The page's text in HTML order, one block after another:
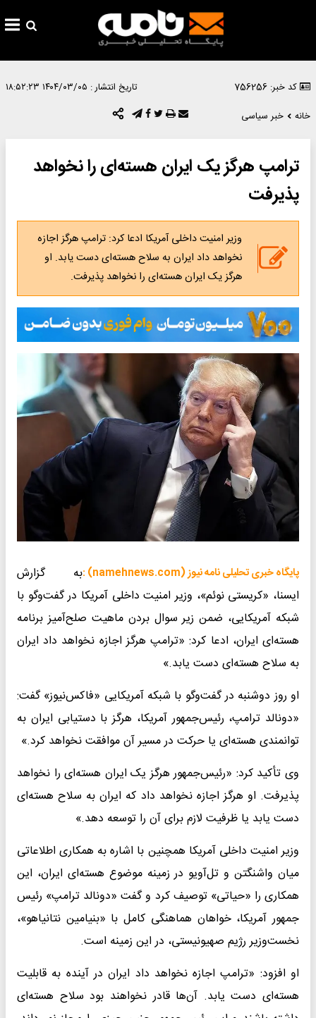
کد خبر: 756256 تاریخ انتشار : ۱۴۰۴/۰۳/۰۵ ۱۸:۵۲:۲۳
خانه
خبر سیاسی
ترامپ هرگز یک ایران هسته‌ای را نخواهد
پذیرفت
​وزیر امنیت داخلی آمریکا ادعا کرد: ترامپ هرگز اجازه
نخواهد داد ایران به سلاح هسته‌ای دست یابد. او
هرگز یک ایران هسته‌ای را نخواهد پذیرفت.
پایگاه خبری تحلیلی نامه نیوز (namehnews.com) :
به گزارش
ایسنا، «کریستی نوئم»، وزیر امنیت داخلی آمریکا در گفت‌وگو با
شبکه آمریکایی، ضمن زیر سوال بردن ماهیت صلح‌آمیز برنامه
هسته‌ای ایران، ادعا کرد: «ترامپ هرگز اجازه نخواهد داد ایران
به سلاح هسته‌ای دست یابد.»
او روز دوشنبه در گفت‌وگو با شبکه آمریکایی «فاکس‌نیوز» گفت:
«دونالد ترامپ، رئیس‌جمهور آمریکا، هرگز با دستیابی ایران به
توانمندی هسته‌ای یا حرکت در مسیر آن موافقت نخواهد کرد.»
وی تأکید کرد: «رئیس‌جمهور هرگز یک ایران هسته‌ای را نخواهد
پذیرفت. او هرگز اجازه نخواهد داد که ایران به سلاح هسته‌ای
دست یابد یا ظرفیت لازم برای آن را توسعه دهد.»
وزیر امنیت داخلی آمریکا همچنین با اشاره به همکاری اطلاعاتی
میان واشنگتن و تل‌آویو در زمینه موضوع هسته‌ای ایران، این
همکاری را «حیاتی» توصیف کرد و گفت «دونالد ترامپ» رئیس
جمهور آمریکا، خواهان هماهنگی کامل با «بنیامین نتانیاهو»،
نخست‌وزیر رژیم صهیونیستی، در این زمینه است.
او افزود: «ترامپ اجازه نخواهد داد ایران در آینده به قابلیت
هسته‌ای دست یابد. آن‌ها قادر نخواهند بود سلاح هسته‌ای